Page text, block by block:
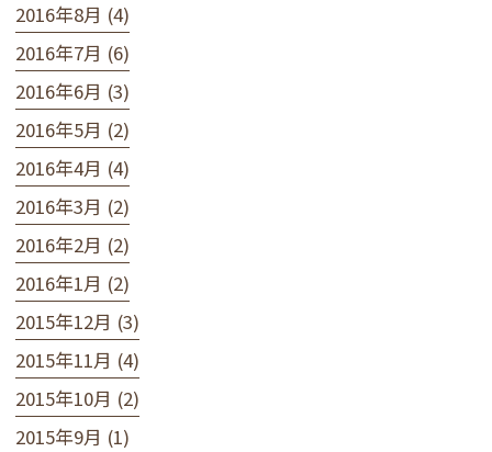
2016年8月 (4)
2016年7月 (6)
2016年6月 (3)
2016年5月 (2)
2016年4月 (4)
2016年3月 (2)
2016年2月 (2)
2016年1月 (2)
2015年12月 (3)
2015年11月 (4)
2015年10月 (2)
2015年9月 (1)